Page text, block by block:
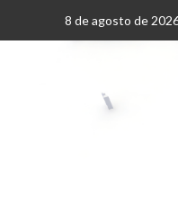
8 de agosto de